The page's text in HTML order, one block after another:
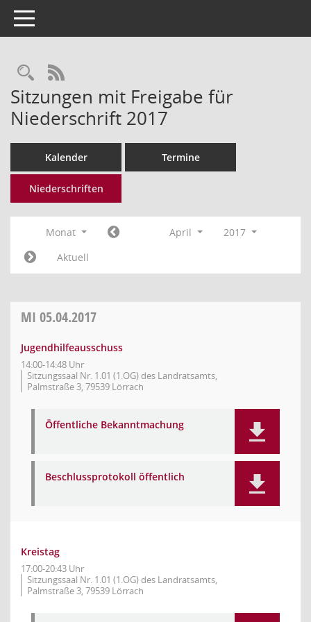
Toggle navigation
Rechercheauswahl
RSS-Feed
Sitzungen mit Freigabe für
Niederschrift 2017
Kalender Termine
Niederschriften
Monat April
2017
Aktuell
MI 05.04.2017
Jugendhilfeausschuss
14:00-14:48 Uhr
Sitzungssaal Nr. 1.01 (1.OG) des Landratsamts,
Palmstraße 3, 79539 Lörrach
Öffentliche Bekanntmachung
Beschlussprotokoll öffentlich
Kreistag
17:00-20:43 Uhr
Sitzungssaal Nr. 1.01 (1.OG) des Landratsamts,
Palmstraße 3, 79539 Lörrach